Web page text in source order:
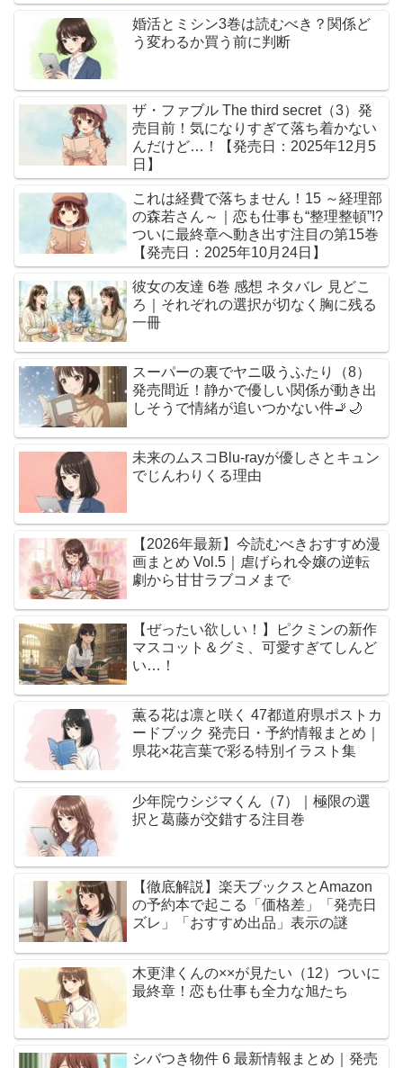
婚活とミシン3巻は読むべき？関係ど
う変わるか買う前に判断
ザ・ファブル The third secret（3）発
売目前！気になりすぎて落ち着かない
んだけど…！【発売日：2025年12月5
日】
これは経費で落ちません！15 ～経理部
の森若さん～｜恋も仕事も“整理整頓”!?
ついに最終章へ動き出す注目の第15巻
【発売日：2025年10月24日】
彼女の友達 6巻 感想 ネタバレ 見どこ
ろ｜それぞれの選択が切なく胸に残る
一冊
スーパーの裏でヤニ吸うふたり（8）
発売間近！静かで優しい関係が動き出
しそうで情緒が追いつかない件🚬🌙
未来のムスコBlu-rayが優しさとキュン
でじんわりくる理由
【2026年最新】今読むべきおすすめ漫
画まとめ Vol.5｜虐げられ令嬢の逆転
劇から甘甘ラブコメまで
【ぜったい欲しい！】ピクミンの新作
マスコット＆グミ、可愛すぎてしんど
い…！
薫る花は凛と咲く 47都道府県ポストカ
ードブック 発売日・予約情報まとめ｜
県花×花言葉で彩る特別イラスト集
少年院ウシジマくん（7）｜極限の選
択と葛藤が交錯する注目巻
【徹底解説】楽天ブックスとAmazon
の予約本で起こる「価格差」「発売日
ズレ」「おすすめ出品」表示の謎
木更津くんの××が見たい（12）ついに
最終章！恋も仕事も全力な旭たち
シバつき物件 6 最新情報まとめ｜発売